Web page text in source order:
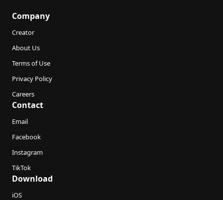
Company
Creator
About Us
Terms of Use
Privacy Policy
Careers
Contact
Email
Facebook
Instagram
TikTok
Download
iOS